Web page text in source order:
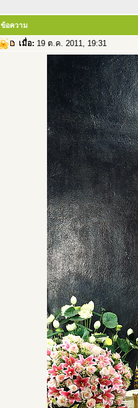
ข้อความ
เมื่อ: 19 ต.ค. 2011, 19:31